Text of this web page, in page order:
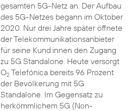
gesamten 5G-Netz an. Der Aufbau
des 5G-Netzes begann im Oktober
2020. Nur drei Jahre später öffnete
der Telekommunikationsanbieter
für seine Kund:innen den Zugang
zu 5G Standalone. Heute versorgt
O2Telefónica bereits 96 Prozent
der Bevölkerung mit 5G
Standalone. Im Gegensatz zu
herkömmlichem 5G (Non-